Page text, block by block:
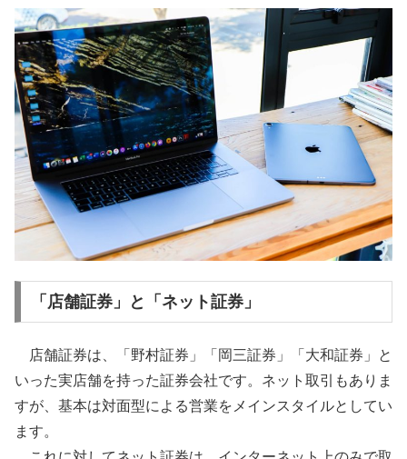
「店舗証券」と「ネット証券」
店舗証券は、「野村証券」「岡三証券」「大和証券」と
いった実店舗を持った証券会社です。ネット取引もありま
すが、基本は対面型による営業をメインスタイルとしてい
ます。